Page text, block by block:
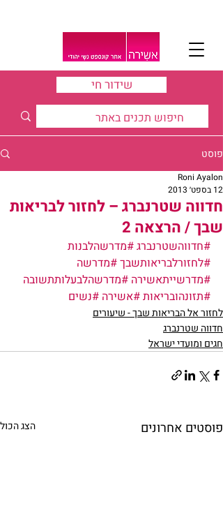
שידור חי
פוסט
חדווה שטרנברג – לחזור לבריאות
שבך / הרצאה 2
Roni Ayalon
12 בספט׳ 2013
#חדווהשטרנברג#מדרשהלבנות
#לחזורלבריאותשבך#מדרשה
#מדרשייתאשירה #מדרשהלבעלותתשובה
#תזונהובריאות#אשירה #נשים
לחזור אל הבריאות שבך - שיעורים
חדווה שטרנברג
חגים ומועדי ישראל
פוסטים אחרונים הצג הכול